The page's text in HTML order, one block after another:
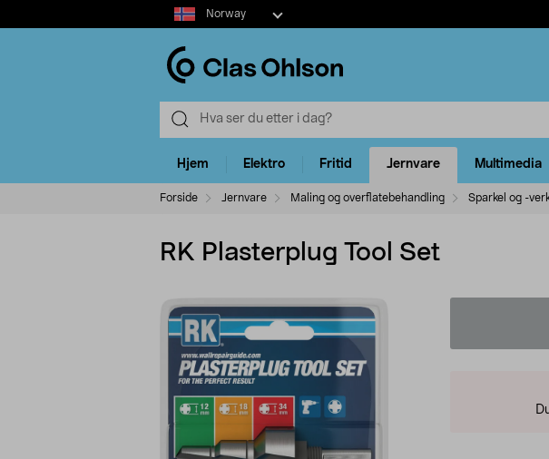
Select
market
Norway
Hjem Elektro Fritid Jernvare Multimedia
Forside Jernvare Maling og overflatebehandling Sparkel og -
RK Plasterplug Tool Set